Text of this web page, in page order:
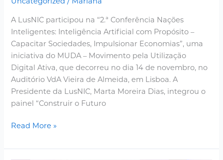
A LusNIC participou na “2.ª Conferência Nações
Inteligentes: Inteligência Artificial com Propósito –
Capacitar Sociedades, Impulsionar Economias”, uma
iniciativa do MUDA – Movimento pela Utilização
Digital Ativa, que decorreu no dia 14 de novembro, no
Auditório VdA Vieira de Almeida, em Lisboa. A
Presidente da LusNIC, Marta Moreira Dias, integrou o
painel “Construir o Futuro
Read More »